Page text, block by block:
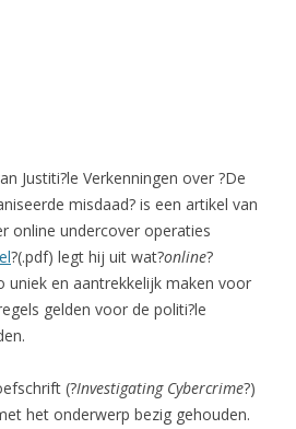
Justiti?le Verkenningen over ?De
misdaad? is een artikel van
online undercover operaties
?(.pdf) legt hij uit wat?online?
uniek en aantrekkelijk maken voor
gelden voor de politi?le
(?Investigating Cybercrime?)
het onderwerp bezig gehouden.